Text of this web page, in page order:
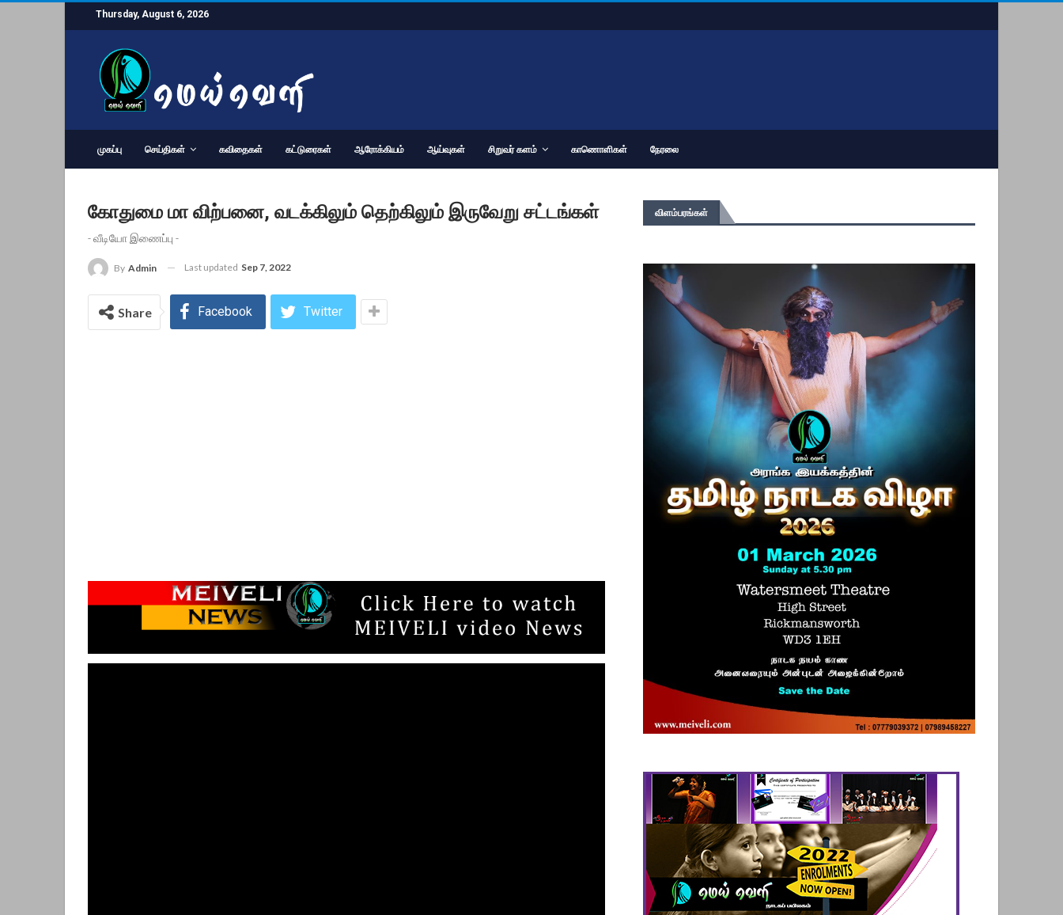
Thursday, August 6, 2026
முகப்பு செய்திகள் கவிதைகள் கட்டுரைகள் ஆரோக்கியம் ஆய்வுகள் சிறுவர் களம் காணொளிகள் நேரலை
கோதுமை மா விற்பனை, வடக்கிலும் தெற்கிலும் இருவேறு சட்டங்கள்
- வீடியோ இணைப்பு -
By Admin Last updated Sep 7, 2022
Share Facebook Twitter
விளம்பரங்கள்